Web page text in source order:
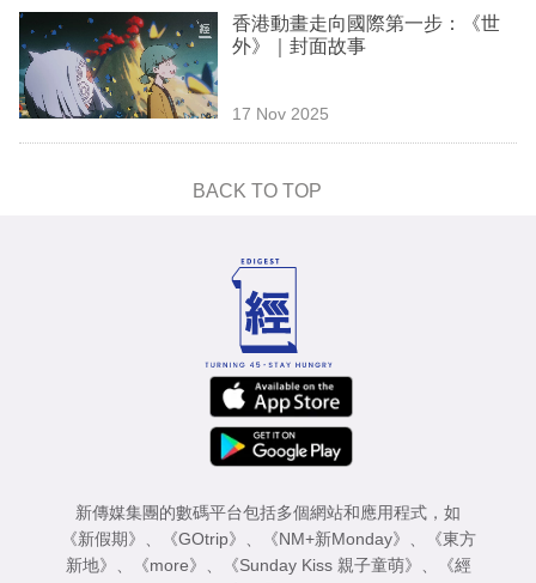
香港動畫走向國際第一步：《世
外》｜封面故事
17 Nov 2025
BACK TO TOP
新傳媒集團的數碼平台包括多個網站和應用程式，如
《新假期》
《GOtrip》 《NM+新Monday》
《東方
新地》
《more》 《Sunday Kiss 親子童萌》
《經